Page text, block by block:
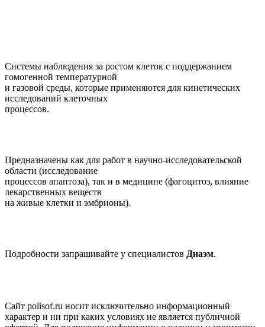
Системы наблюдения за ростом клеток с поддержанием
гомогенной температурной
и газовой среды, которые применяются для кинетических
исследований клеточных
процессов.
Предназначены как для работ в научно-исследовательской
области (исследование
процессов апаптоза), так и в медицине (фагоцитоз, влияние
лекарственных веществ
на живые клетки и эмбрионы).
Подробности запрашивайте у специалистов Диаэм.
Сайт polisof.ru носит исключительно информационный
характер и ни при каких условиях не является публичной